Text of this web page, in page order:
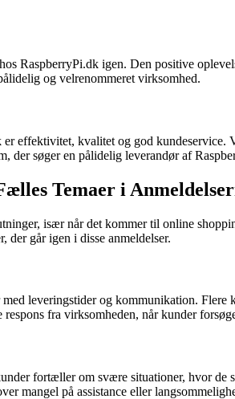
RaspberryPi.dk igen. Den positive
og velrenommeret virksomhed.
effektivitet, kvalitet og god
der søger en pålidelig leverandør af
Temaer i
især når det kommer til online
der går igen i disse anmeldelser.
leveringstider og kommunikation.
fra virksomheden, når kunder
fortæller om svære situationer, hvor
på assistance eller